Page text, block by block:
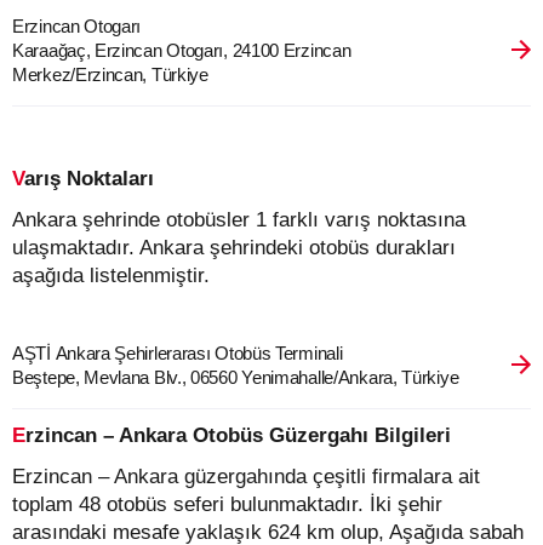
Erzincan Otogarı
Karaağaç, Erzincan Otogarı, 24100 Erzincan
Merkez/Erzincan, Türkiye
Varış Noktaları
Ankara şehrinde otobüsler 1 farklı varış noktasına
ulaşmaktadır. Ankara şehrindeki otobüs durakları
aşağıda listelenmiştir.
AŞTİ Ankara Şehirlerarası Otobüs Terminali
Beştepe, Mevlana Blv., 06560 Yenimahalle/Ankara, Türkiye
Erzincan – Ankara Otobüs Güzergahı Bilgileri
Erzincan – Ankara güzergahında çeşitli firmalara ait
toplam 48 otobüs seferi bulunmaktadır. İki şehir
arasındaki mesafe yaklaşık 624 km olup, Aşağıda sabah